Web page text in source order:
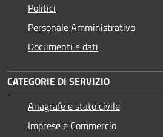
Politici
Personale Amministrativo
Documenti e dati
CATEGORIE DI SERVIZIO
Anagrafe e stato civile
Imprese e Commercio